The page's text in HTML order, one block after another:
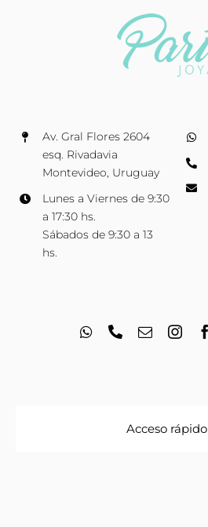
Av. Gral Flores 2604
esq. Rivadavia
Montevideo, Uruguay
Lunes a Viernes de 9:30
a 17:30 hs.
Sábados de 9:30 a 13
hs.
Acceso rápido